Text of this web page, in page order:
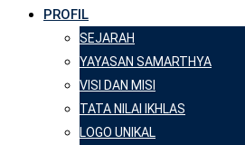
PROFIL
SEJARAH
YAYASAN SAMARTHYA
VISI DAN MISI
TATA NILAI IKHLAS
LOGO UNIKAL